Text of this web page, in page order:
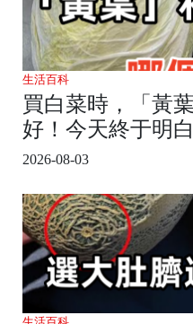
生活百科
買白菜時，「黃
好！今天終于明
2026-08-03